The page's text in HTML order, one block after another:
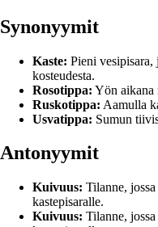
Synonyymit
Kaste: Pieni
kosteudesta.
Rosotippa: Yön aikana
Ruskotippa: Aamulla
Usvatippa: Sumun
Antonyymit
Kuivuus: Tilanne,
kastepisaralle.
Kuivuus: Tilanne,